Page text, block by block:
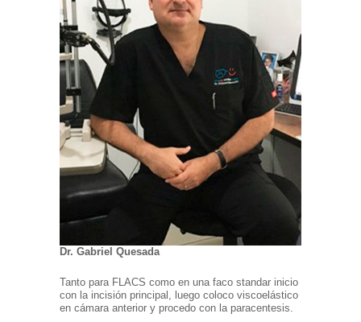
Dr. Gabriel Quesada
Tanto para FLACS como en una faco standar inicio
con la incisión principal, luego coloco viscoelástico
en cámara anterior y procedo con la paracentesis.